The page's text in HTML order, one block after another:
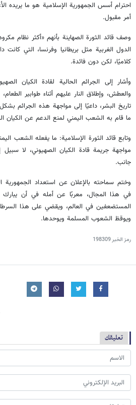
احترام أسس الجمهورية الإسلامية هو ما يريده
أمر مقبول.
وصف قائد الثورة الصهاينة بأنهم «أكثر نظام
الدول الغربية مثل بريطانيا وفرنسا، التي كانت
كلاميًا، لكن دون فائدة.
وأشار إلى الجرائم الحالية لقادة الكيان
والعطش، وإطلاق النار عليهم أثناء طوابير
تاريخ البشر، داعيًا إلى مواجهة هذه الجرائم
ما قام به الشعب اليمني لمنع الدعم عن الكيان
وتابع قائد الثورة الإسلامية: ما يفعله الشعب
مواجهة جريمة قادة الكيان الصهيوني، لا
جانب.
وختم سماحته بالإعلان عن استعداد الجمهورية
في هذا المجال، معربًا عن أمله في أن يبارك
المستضعفين في العالم، ويقضي على هذا
ويوقظ الشعوب المسلمة ويوحدها.
رمز الخبر198309
تعليقك